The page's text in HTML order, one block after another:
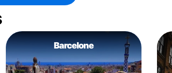
Barcelone